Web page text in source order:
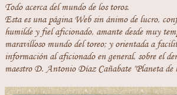
Todo acerca del mundo de los toros.
Esta es una página Web sin ánimo de lucro,
humilde y fiel aficionado, amante desde muy
maravilloso mundo del toreo; y orientada a
información al aficionado en general, sobre el
maestro D. Antonio Díaz Cañabate "Planeta de